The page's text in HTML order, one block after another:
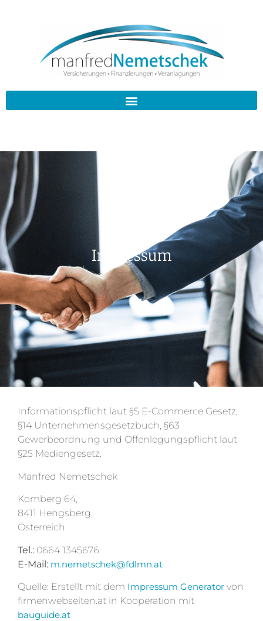
Impressum
Informationspflicht laut §5 E-Commerce Gesetz,
§14 Unternehmensgesetzbuch, §63
Gewerbeordnung und Offenlegungspflicht laut
§25 Mediengesetz.
Manfred Nemetschek
Komberg 64,
8411 Hengsberg,
Österreich
Tel.: 0664 1345676
E-Mail: m.nemetschek@fdlmn.at
Quelle: Erstellt mit dem Impressum Generator von
firmenwebseiten.at in Kooperation mit
bauguide.at